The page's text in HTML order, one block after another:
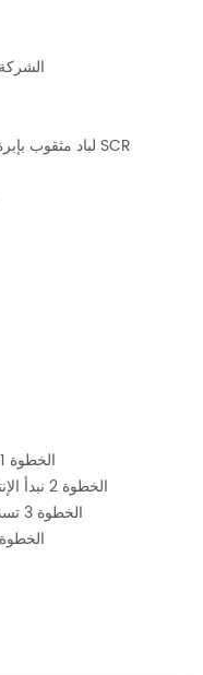
لباد مثقوب بإبرة , أكياس ترشيح الغبار , محفز قرص العسل SCR
الخطوة 1 تقوم بالإيداع بعد الانتهاء من الفاتورة الأولية
الخطوة 2 نبدأ الإنتاج , ونتواصل معك في حالة وجود أي أسئلة
الخطوة 3 تسدد الباقي عندما تكون الشحنة جاهزة للشحن
الخطوة 4 نقوم بشحن البضائع , ثم نقدم المستندات